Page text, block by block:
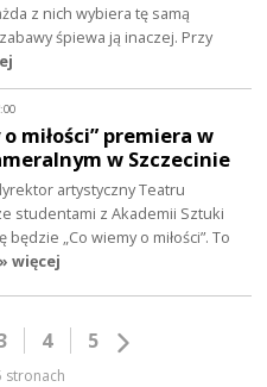
z nich wybiera tę samą
śpiewa ją inaczej. Przy
miłości” premiera w
w Szczecinie
artystyczny Teatru
studentami z Akademii Sztuki
będzie „Co wiemy o miłości”. To
» więcej
4 5
stronach